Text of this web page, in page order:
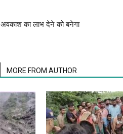
अवकाश का लाभ देने को बनेगा
MORE FROM AUTHOR